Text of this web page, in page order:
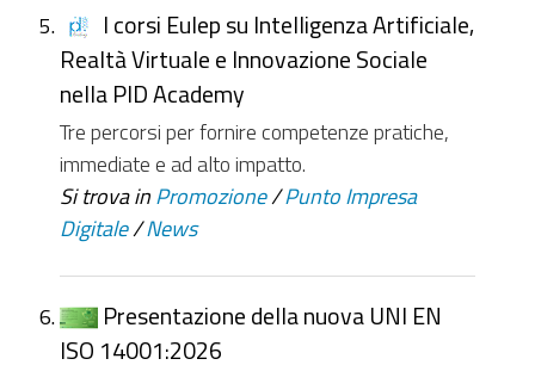
I corsi Eulep su Intelligenza Artificiale,
Realtà Virtuale e Innovazione Sociale
nella PID Academy
Tre percorsi per fornire competenze pratiche,
immediate e ad alto impatto.
Si trova in Promozione /Punto Impresa
Digitale /News
Presentazione della nuova UNI EN
ISO 14001:2026